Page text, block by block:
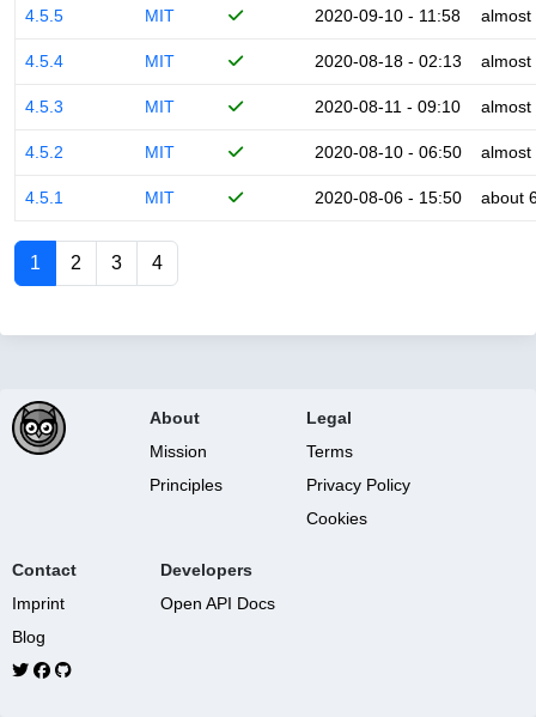
4.5.5 MIT 2020-09-10 - 11:58 almost
4.5.4 MIT 2020-08-18 - 02:13 almost
4.5.3 MIT 2020-08-11 - 09:10 almost
4.5.2 MIT 2020-08-10 - 06:50 almost
4.5.1 MIT 2020-08-06 - 15:50 about
1 2 3 4
About
Mission
Principles
Legal
Terms
Privacy Policy
Cookies
Contact
Imprint
Blog
Developers
Open API Docs